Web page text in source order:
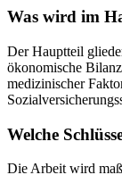
Was wird im
Der Hauptteil
ökonomische
medizinischer
Welche
Die Arbeit wird